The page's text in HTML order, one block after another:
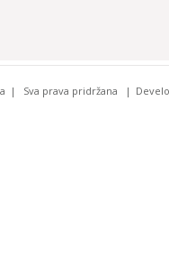
Sva prava pridržana